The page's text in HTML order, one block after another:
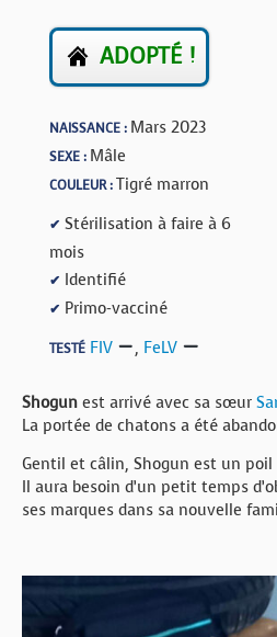
ADOPTÉ !
NAISSANCE : Mars 2023
SEXE : Mâle
COULEUR :Tigré marron
✔ Stérilisation à faire à 6
mois
✔ Identifié
✔ Primo-vacciné
TESTÉ FIV , FeLV
Shogun est arrivé avec sa sœur
La portée de chatons a été
Gentil et câlin, Shogun est un
Il aura besoin d’un petit temps
ses marques dans sa nouvelle